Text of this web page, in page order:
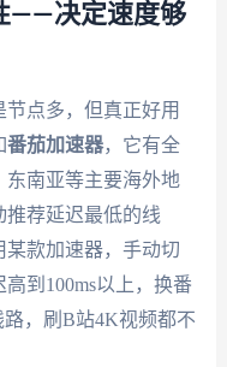
——决定速度够
点多，但真正好用
番茄加速器，它有全
东南亚等主要海外地
推荐延迟最低的线
款加速器，手动切
到100ms以上，换番
，刷B站4K视频都不